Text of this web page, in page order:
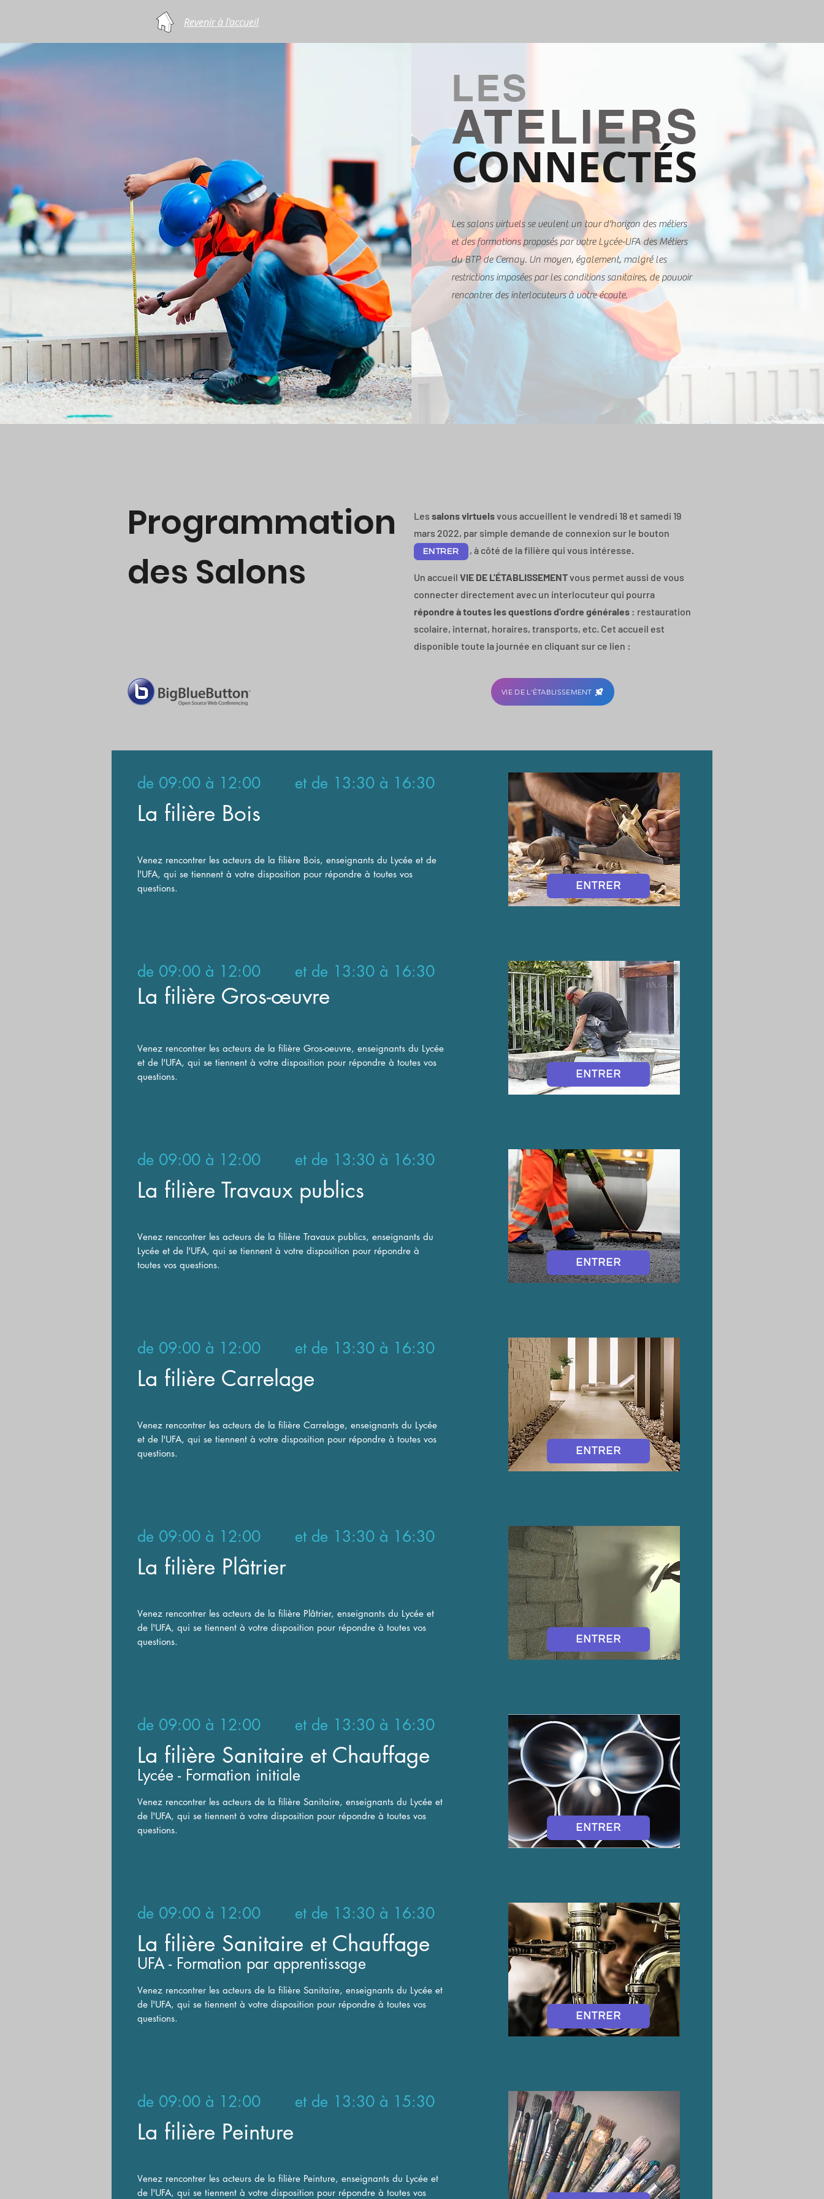
Revenir à l'accueil
LES
ATELIERS
CONNECTÉS
Les salons virtuels se veulent un tour d'horizon des métiers
et des formations proposés par votre Lycée-UFA des Métiers
du BTP de Cernay. Un moyen, également, malgré les
restrictions imposées par les conditions sanitaires, de pouvoir
rencontrer des interlocuteurs à votre écoute.
Programmation
des Salons
Les salons virtuelsvous accueillent le vendredi 18 et samedi 19
mars 2022, par simple demande de connexion sur le bouton
ENTRER, à côté de la filière qui vous intéresse.
Un accueil VIE DE L'ÉTABLISSEMENTvous permet aussi de vous
connecter directement avec un interlocuteur qui pourra
répondre à toutes les questions d'ordre générales : restauration
scolaire, internat, horaires, transports, etc. Cet accueil est
disponible toute la journée en cliquant sur ce lien :
ENTRER
VIE DE L'ÉTABLISSEMENT
de 09:00 à 12:00 et de 13:30 à 16:30
La filière Bois
Venez rencontrer les acteurs de la filière Bois, enseignants du Lycée et de
l'UFA, qui se tiennent à votre disposition pour répondre à toutes vos
questions.
ENTRER
de 09:00 à 12:00 et de 13:30 à 16:30
La filière Gros-œuvre
Venez rencontrer les acteurs de la filière Gros-oeuvre, enseignants du Lycée
et de l'UFA, qui se tiennent à votre disposition pour répondre à toutes vos
questions.
ENTRER
de 09:00 à 12:00 et de 13:30 à 16:30
La filière Travaux publics
Venez rencontrer les acteurs de la filière Travaux publics, enseignants du
Lycée et de l'UFA, qui se tiennent à votre disposition pour répondre à
toutes vos questions.
ENTRER
de 09:00 à 12:00 et de 13:30 à 16:30
La filière Carrelage
Venez rencontrer les acteurs de la filière Carrelage, enseignants du Lycée
et de l'UFA, qui se tiennent à votre disposition pour répondre à toutes vos
questions.
ENTRER
de 09:00 à 12:00 et de 13:30 à 16:30
La filière Plâtrier
Venez rencontrer les acteurs de la filière Plâtrier, enseignants du Lycée et
de l'UFA, qui se tiennent à votre disposition pour répondre à toutes vos
questions.
ENTRER
de 09:00 à 12:00 et de 13:30 à 16:30
La filière Sanitaire et Chauffage
Lycée - Formation initiale
Venez rencontrer les acteurs de la filière Sanitaire, enseignants du Lycée et
de l'UFA, qui se tiennent à votre disposition pour répondre à toutes vos
questions.
ENTRER
de 09:00 à 12:00 et de 13:30 à 16:30
La filière Sanitaire et Chauffage
UFA - Formation par apprentissage
Venez rencontrer les acteurs de la filière Sanitaire, enseignants du Lycée et
de l'UFA, qui se tiennent à votre disposition pour répondre à toutes vos
questions.
ENTRER
de 09:00 à 12:00 et de 13:30 à 15:30
La filière Peinture
Venez rencontrer les acteurs de la filière Peinture, enseignants du Lycée et
de l'UFA, qui se tiennent à votre disposition pour répondre à toutes vos